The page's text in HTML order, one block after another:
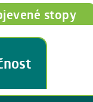
stopy